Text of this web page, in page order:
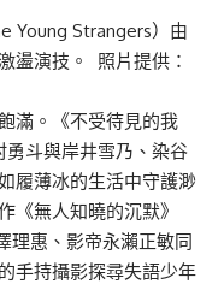
Young Strangers）由
盪演技。 照片提供：
滿。《不受待見的我
斗與岸井雪乃、染谷
履薄冰的生活中守護渺
《無人知曉的沉默》
理惠、影帝永瀨正敏同
手持攝影探尋失語少年